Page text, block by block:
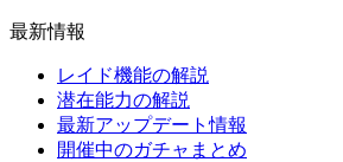
最新情報
レイド機能の解説
潜在能力の解説
最新アップデート情報
開催中のガチャまとめ